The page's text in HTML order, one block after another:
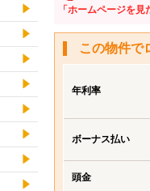
「ホームページを見
この物件で
年利率
ボーナス払い
頭金